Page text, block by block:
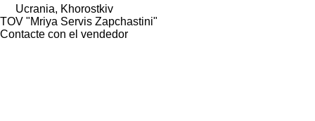
Ucrania, Khorostkiv
TOV "Mriya Servis Zapchastini"
Contacte con el vendedor